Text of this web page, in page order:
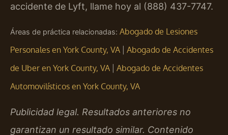
accidente de Lyft, llame hoy al (888) 437-7747.
Áreas de práctica relacionadas: Abogado de Lesiones
Personales en York County, VA
Abogado de Accidentes
de Uber en York County, VA
Abogado de Accidentes
Automovilísticos en York County, VA
Publicidad legal. Resultados anteriores no
garantizan un resultado similar. Contenido